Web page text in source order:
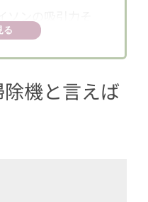
お困りならお手
低限の機能に絞
る
機と言えば